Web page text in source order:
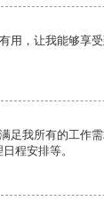
用，让我能够享
足我所有的工作
程安排等。